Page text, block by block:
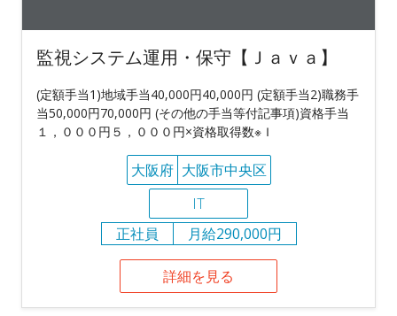
監視システム運用・保守【Ｊａｖａ】
(定額手当1)地域手当40,000円40,000円 (定額手当2)職務手
当50,000円70,000円 (その他の手当等付記事項)資格手当
１，０００円５，０００円×資格取得数※Ｉ
大阪府 大阪市中央区
IT
正社員
月給290,000円
詳細を見る